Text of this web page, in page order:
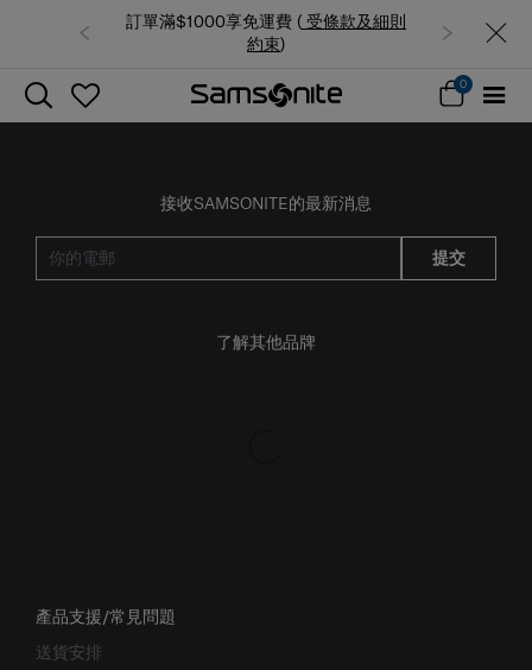
訂單滿$1000享免運費 ( 受條款及細則
約束)
0
接收SAMSONITE的最新消息
提交
了解其他品牌
產品支援/常見問題
送貨安排